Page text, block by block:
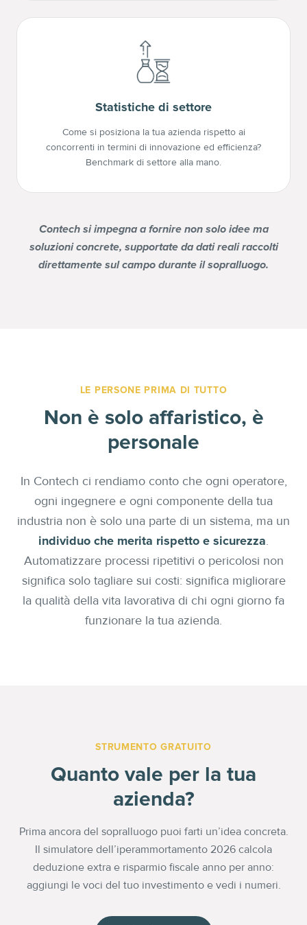
Statistiche di settore
Come si posiziona la tua azienda rispetto ai
concorrenti in termini di innovazione ed efficienza?
Benchmark di settore alla mano.
Contech si impegna a fornire non solo idee ma
soluzioni concrete, supportate da dati reali raccolti
direttamente sul campo durante il sopralluogo.
LE PERSONE PRIMA DI TUTTO
Non è solo affaristico, è
personale
In Contech ci rendiamo conto che ogni operatore,
ogni ingegnere e ogni componente della tua
industria non è solo una parte di un sistema, ma un
individuo che merita rispetto e sicurezza.
Automatizzare processi ripetitivi o pericolosi non
significa solo tagliare sui costi: significa migliorare
la qualità della vita lavorativa di chi ogni giorno fa
funzionare la tua azienda.
STRUMENTO GRATUITO
Quanto vale per la tua
azienda?
Prima ancora del sopralluogo puoi farti un’idea concreta.
Il simulatore dell’iperammortamento 2026 calcola
deduzione extra e risparmio fiscale anno per anno:
aggiungi le voci del tuo investimento e vedi i numeri.